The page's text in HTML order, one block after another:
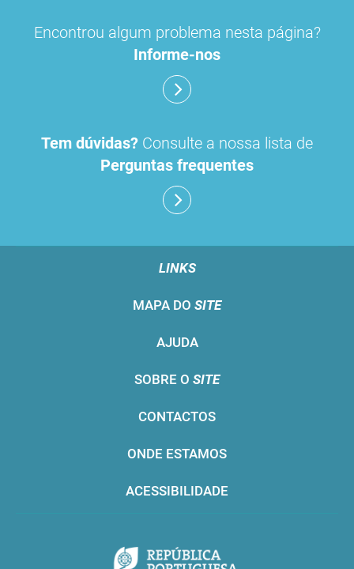
contraceção de emergência amorolfina
Encontrou algum problema nesta página?
Informe-nos
Tem dúvidas? Consulte a nossa lista de
Perguntas frequentes
LINKS
MAPA DO SITE
AJUDA
SOBRE O SITE
CONTACTOS
ONDE ESTAMOS
ACESSIBILIDADE